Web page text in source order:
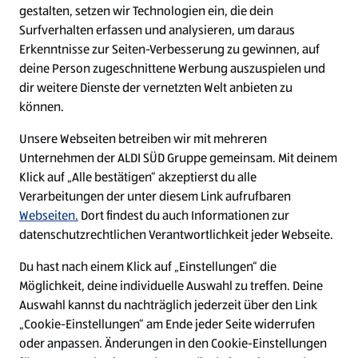
an, kannst deine Bewerbung
speichern und jederzeit
fortführen. Wähle die Option, die
gerade am besten zu deinen
Bedürfnissen passt!
erforderlich! Deine Bewerbung
kannst du allgemein an ALDI SÜD
richten. Weitere Infos zu deinen
Bewerbungsunterlagen findest du
ZU DEN
BEWERBUNGSTIPPS
Eingangsbestätigung.
Anschließend nehmen wir uns Zeit
deine Unterlagen zu prüfen und
geben dir in der Regel innerhalb
von 7 Tagen eine Rückmeldung.
Bewerbung bei ALDI SÜD kannst
du nach dem Login in unserem
Online-Bewerbungsportal
einsehen.
ZU DEINEM
Video-Interview
Einige Bewerber:innen laden wir
zu einem Video-Interview ein. In
kennen und du kannst damit
bereits zeigen, was in dir steckt.
Ein persönliches Kennenlernen im
Anschluss ersetzt dies aber nicht.
Das Video-Interview ist ganz
leicht. Du kannst dich gezielt auf
die Fragen vorbereiten und sie in
Ruhe beantworten – ganz bequem
von Zuhause.
Wenn uns deine Bewerbung
überzeugt hat, möchten wir dich
gerne kennenlernen und laden
dich zu einem persönlichen
Gelegenheit, dir Einblicke in
unseren Arbeitsalltag und dein
zukünftiges Aufgabenfeld zu
geben. Wir sind gespannt auf
Es passt – Bewerbung
erfolgreich!
Du hast uns auch im
Vorstellungsgespräch überzeugt?
Herzlichen Glückwunsch: Schon
bald bist du ein Teil der ALDIcrew.
Wir freuen uns auf dich! Der
FAQ RUND UM DEINE BEWERBUNG
gestalten, setzen wir Technologien ein, die dein
Surfverhalten erfassen und analysieren, um daraus
Erkenntnisse zur Seiten-Verbesserung zu gewinnen, auf
deine Person zugeschnittene Werbung auszuspielen und
dir weitere Dienste der vernetzten Welt anbieten zu
können.
Unsere Webseiten betreiben wir mit mehreren
Unternehmen der ALDI SÜD Gruppe gemeinsam. Mit deinem
Klick auf „Alle bestätigen“ akzeptierst du alle
Verarbeitungen der unter diesem Link aufrufbaren
Webseiten. Dort findest du auch Informationen zur
datenschutzrechtlichen Verantwortlichkeit jeder Webseite.
Du hast nach einem Klick auf „Einstellungen“ die
Möglichkeit, deine individuelle Auswahl zu treffen. Deine
Auswahl kannst du nachträglich jederzeit über den Link
„Cookie-Einstellungen“ am Ende jeder Seite widerrufen
oder anpassen. Änderungen in den Cookie-Einstellungen